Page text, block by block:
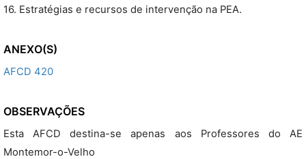
16. Estratégias e recursos de intervenção na PEA.
ANEXO(S)
AFCD 420
OBSERVAÇÕES
Esta AFCD destina-se apenas aos Professores do AE
Montemor-o-Velho